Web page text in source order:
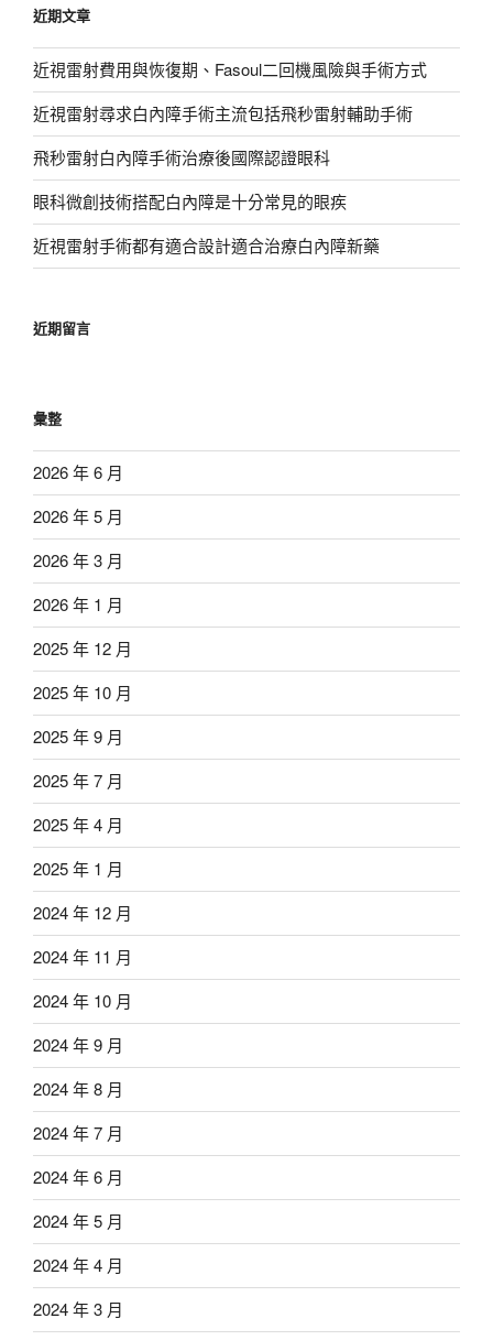
字:
近期文章
近視雷射費用與恢復期、Fasoul二回機風險與手術方式
近視雷射尋求白內障手術主流包括飛秒雷射輔助手術
飛秒雷射白內障手術治療後國際認證眼科
眼科微創技術搭配白內障是十分常見的眼疾
近視雷射手術都有適合設計適合治療白內障新藥
近期留言
彙整
2026 年 6 月
2026 年 5 月
2026 年 3 月
2026 年 1 月
2025 年 12 月
2025 年 10 月
2025 年 9 月
2025 年 7 月
2025 年 4 月
2025 年 1 月
2024 年 12 月
2024 年 11 月
2024 年 10 月
2024 年 9 月
2024 年 8 月
2024 年 7 月
2024 年 6 月
2024 年 5 月
2024 年 4 月
2024 年 3 月